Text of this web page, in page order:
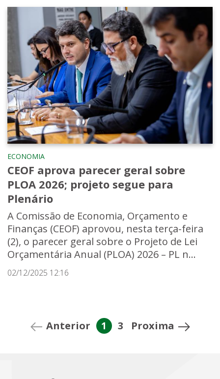
ECONOMIA
CEOF aprova parecer geral sobre
PLOA 2026; projeto segue para
Plenário
A Comissão de Economia, Orçamento e
Finanças (CEOF) aprovou, nesta terça-feira
(2), o parecer geral sobre o Projeto de Lei
Orçamentária Anual (PLOA) 2026 – PL n...
02/12/2025 12:16
Anterior 1 3 Proxima